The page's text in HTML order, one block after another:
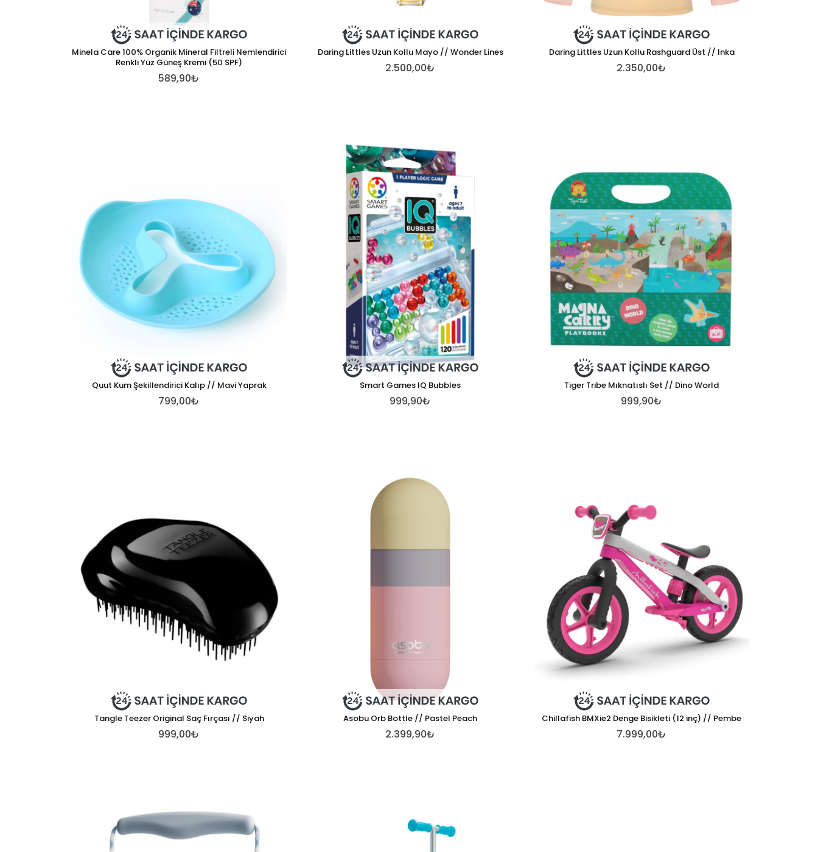
Minela Care 100% Organik Mineral Filtreli Nemlendirici
Renkli Yüz Güneş Kremi (50 SPF)
589,90₺
Daring Littles Uzun Kollu Mayo // Wonder Lines
2.500,00₺
Daring Littles Uzun Kollu Rashguard Üst // Inka
2.350,00₺
Quut Kum Şekillendirici Kalıp // Mavi Yaprak
799,00₺
Smart Games IQ Bubbles
999,90₺
Tiger Tribe Mıknatıslı Set // Dino World
999,90₺
Tangle Teezer Original Saç Fırçası // Siyah
999,00₺
Asobu Orb Bottle // Pastel Peach
2.399,90₺
Chillafish BMXie2 Denge Bisikleti (12 inç) // Pembe
7.999,00₺